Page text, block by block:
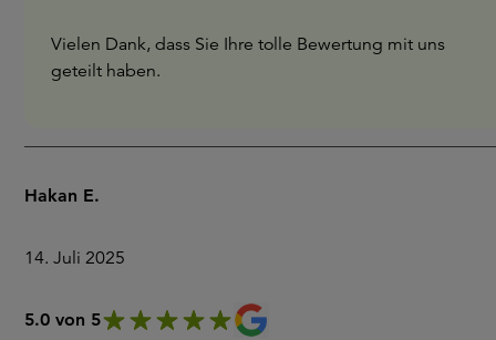
Vielen Dank, dass Sie Ihre tolle Bewertung mit uns
geteilt haben.
Hakan E.
14. Juli 2025
5.0 von 5